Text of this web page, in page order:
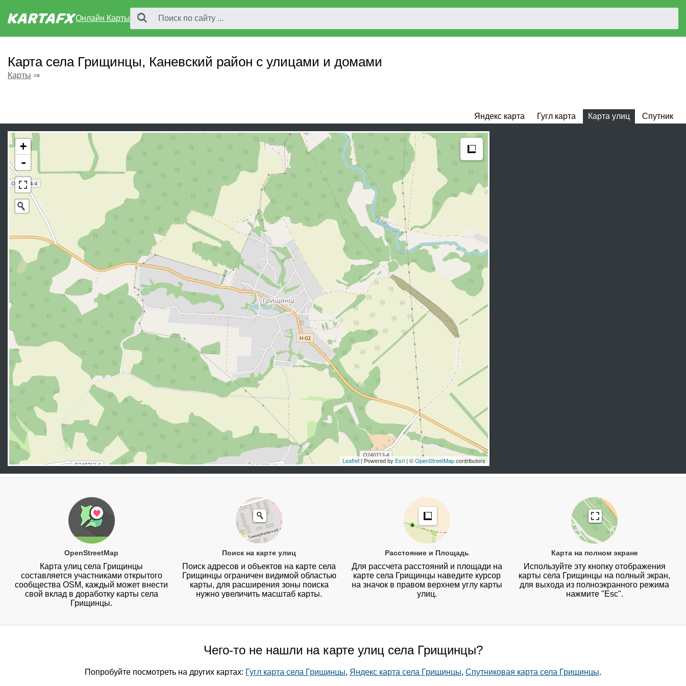
Онлайн Карты
Карта села Грищинцы, Каневский район с улицами и домами
Карты ⇒
Яндекс карта Гугл карта Карта улиц Спутник
+
-
Leaflet| Powered by Esri | ©OpenStreetMapcontributors
OpenStreetMap
Карта улиц села Грищинцы
составляется участниками открытого
сообщества OSM, каждый может внести
свой вклад в доработку карты села
Грищинцы.
Поиск на карте улиц
Поиск адресов и объектов на карте села
Грищинцы ограничен видимой областью
карты, для расширения зоны поиска
нужно увеличить масштаб карты.
Расстояние и Площадь
Для рассчета расстояний и площади на
карте села Грищинцы наведите курсор
на значок в правом верхнем углу карты
улиц.
Карта на полном экране
Используйте эту кнопку отображения
карты села Грищинцы на полный экран,
для выхода из полноэкранного режима
нажмите "Esc".
Чего-то не нашли на карте улиц села Грищинцы?
Попробуйте посмотреть на других картах: Гугл карта села Грищинцы, Яндекс карта села Грищинцы, Спутниковая карта села Грищинцы.